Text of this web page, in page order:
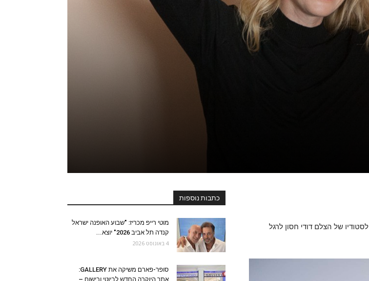
לסטודיו של הצלם דודי חסון לרגל
כתבות נוספות
מוטי רייפ מכריז: "שבוע האופנה ישראל
קנדה תל אביב 2026" יוצא...
4 באוגוסט 2026
סופר-פארם משיקה את GALLERY:
אתר היוקרה החדש לביוטי ובישום –